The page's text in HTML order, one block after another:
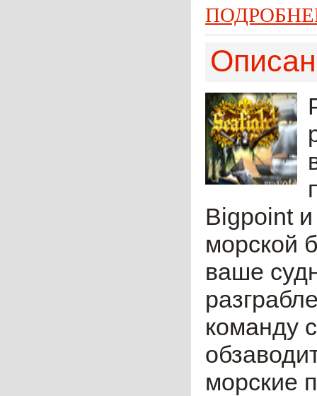
Bigpoint
морской
ваше
команду
морские